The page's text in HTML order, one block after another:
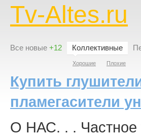
Tv-Altes.ru
Все новые +12 Коллективные
Хорошие Плохие
Купить
пламегасители
О НАС. . . Частное